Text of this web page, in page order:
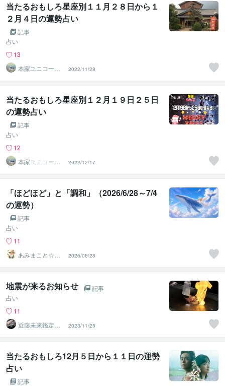
当たるおもしろ星座別１１月２８日から１
２月４日の運勢占い
記事
占い
13
本家ユニコーン
の使者桜10周年
ありがとう
2022/11/28
当たるおもしろ星座別１２月１９日２５日
の運勢占い
記事
占い
12
本家ユニコーン
の使者桜10周年
ありがとう
2022/12/17
「ほどほど」と「調和」（2026/6/28～7/4
の運勢）
記事
占い
11
あみまこと☆天
使の伝言☆メッ
センジャー
2026/06/28
地震が来るお知らせ
記事
占い
11
近藤未来鑑定
近藤 光 【移転
済】
2023/11/25
当たるおもしろ12月５日から１１日の運勢
占い
記事